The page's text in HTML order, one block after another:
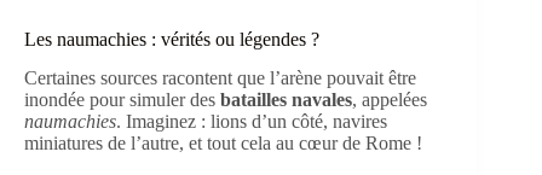
Les naumachies : vérités ou légendes ?
Certaines sources racontent que l’arène pouvait être
inondée pour simuler des batailles navales, appelées
naumachies. Imaginez : lions d’un côté, navires
miniatures de l’autre, et tout cela au cœur de Rome !